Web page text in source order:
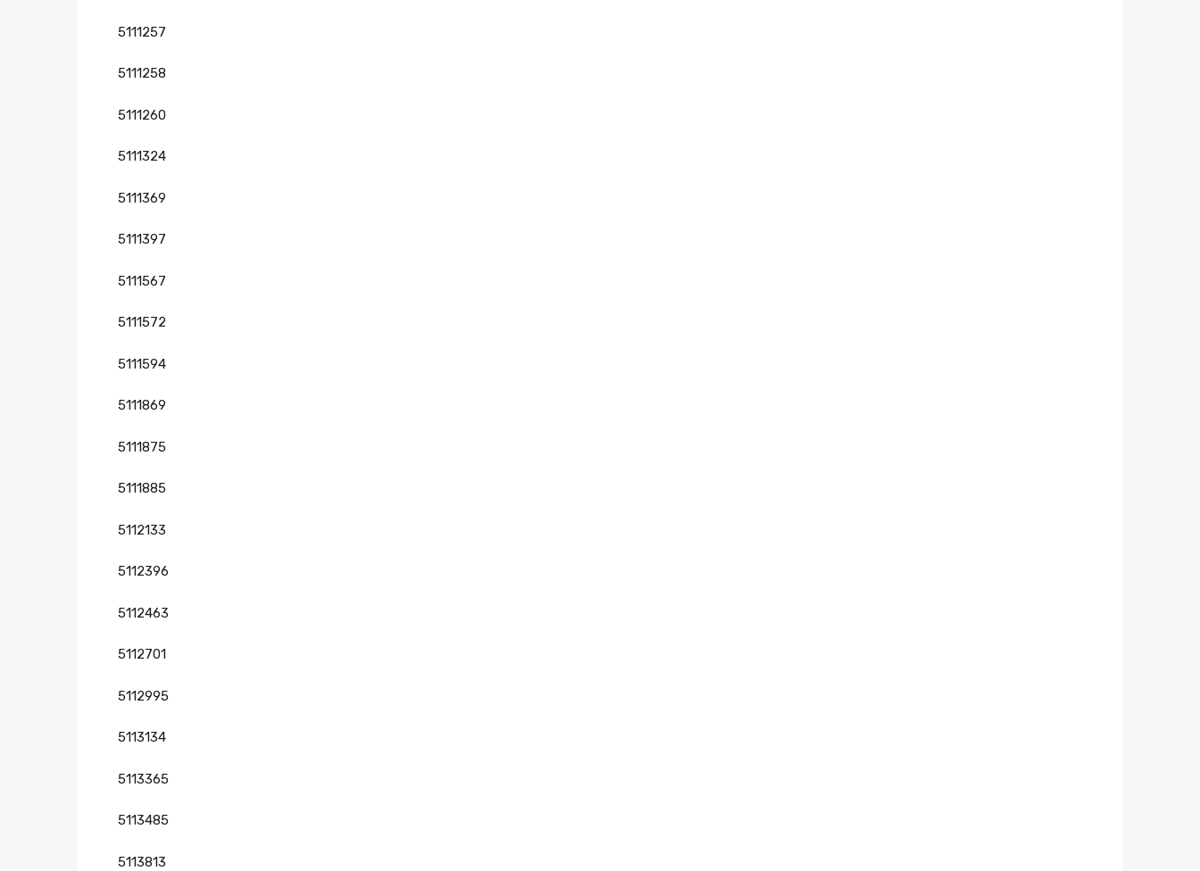
5111257
5111258
5111260
5111324
5111369
5111397
5111567
5111572
5111594
5111869
5111875
5111885
5112133
5112396
5112463
5112701
5112995
5113134
5113365
5113485
5113813